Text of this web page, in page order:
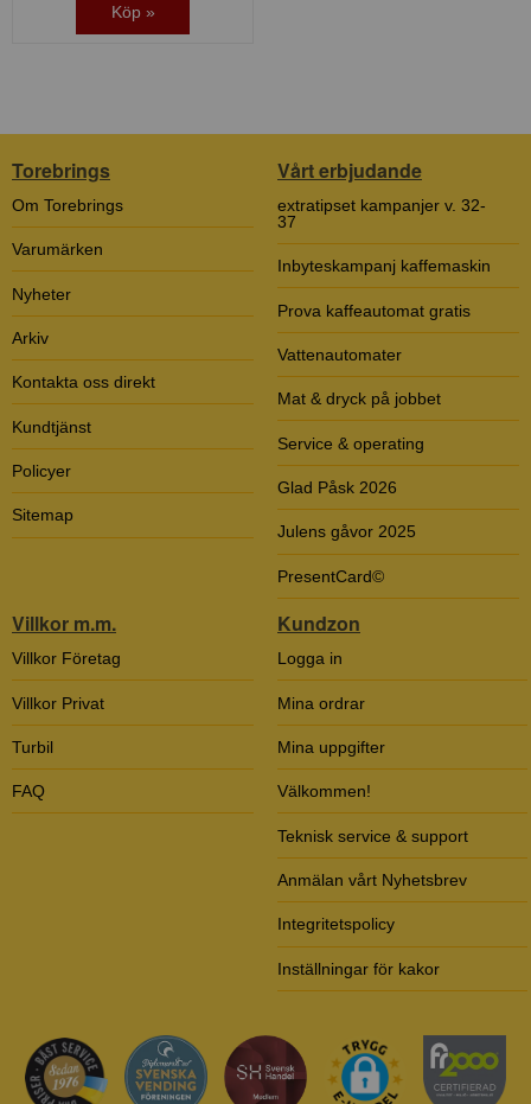
Köp »
Torebrings
Om Torebrings
Varumärken
Nyheter
Arkiv
Kontakta oss direkt
Kundtjänst
Policyer
Sitemap
Vårt erbjudande
extratipset kampanjer v. 32-
37
Inbyteskampanj kaffemaskin
Prova kaffeautomat gratis
Vattenautomater
Mat & dryck på jobbet
Service & operating
Glad Påsk 2026
Julens gåvor 2025
PresentCard©
Villkor m.m.
Villkor Företag
Villkor Privat
Turbil
FAQ
Kundzon
Logga in
Mina ordrar
Mina uppgifter
Välkommen!
Teknisk service & support
Anmälan vårt Nyhetsbrev
Integritetspolicy
Inställningar för kakor